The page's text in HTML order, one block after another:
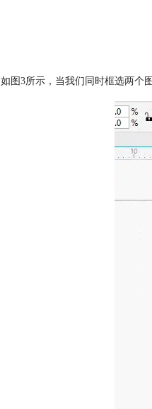
如图3所示，当我们同时框选两个